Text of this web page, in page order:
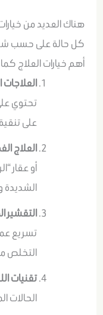
هناك العديد من
كل حالة على حسب
أهم خيارات العلاج
تحتوي
على
العلاج
أو عقار
التقشير
تسريع
التخلص
تقنيات
الحالات